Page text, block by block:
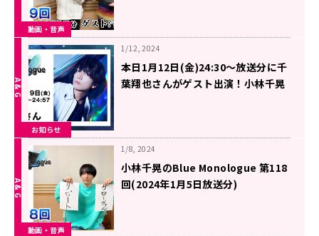
動画・音声
お知らせ
1/12, 2024
本日1月12日(金)24:30～放送分に千
葉翔也さんがゲスト出演！小林千晃
動画・音声
1/8, 2024
小林千晃のBlue Monologue 第118
回(2024年1月5日放送分)